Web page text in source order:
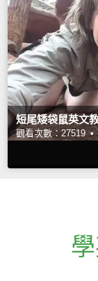
短尾矮袋鼠英文
觀看次數：27519 •